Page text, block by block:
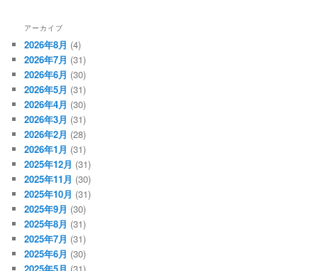
アーカイブ
2026年8月 (4)
2026年7月 (31)
2026年6月 (30)
2026年5月 (31)
2026年4月 (30)
2026年3月 (31)
2026年2月 (28)
2026年1月 (31)
2025年12月 (31)
2025年11月 (30)
2025年10月 (31)
2025年9月 (30)
2025年8月 (31)
2025年7月 (31)
2025年6月 (30)